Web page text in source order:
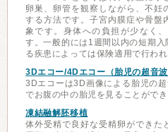
卵巣、卵管を観察しながら、不妊
する方法です。子宮内膜症や骨盤
象です。身体への負担が少なく
す。一般的には1週間以内の短期
る疾患によっては保険適用で行われ
3Dエコー/4Dエコー（胎児の超音波
3Dエコーは3D画像による胎児の
でお腹の中の胎児を見ることができ
凍結融解胚移植
体外受精で良好な受精卵ができた